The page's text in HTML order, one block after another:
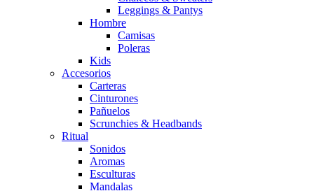
Leggings & Pantys
Hombre
Camisas
Poleras
Kids
Accesorios
Carteras
Cinturones
Pañuelos
Scrunchies & Headbands
Ritual
Sonidos
Aromas
Esculturas
Mandalas